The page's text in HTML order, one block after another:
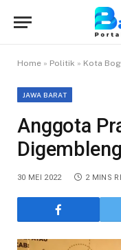
Home » Politik » Kota
JAWA BARAT
Anggota
30 MEI 2022 2 MINS